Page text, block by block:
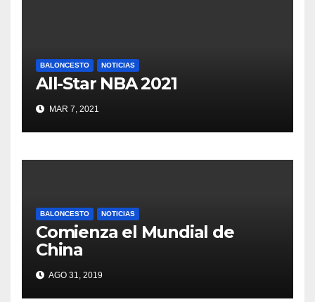
BALONCESTO NOTICIAS
All-Star NBA 2021
MAR 7, 2021
BALONCESTO NOTICIAS
Comienza el Mundial de
China
AGO 31, 2019